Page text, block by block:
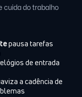
cuida do trabalho
pausa tarefas
de entrada
a cadência de